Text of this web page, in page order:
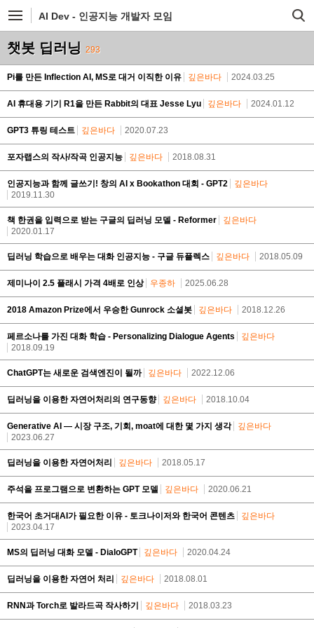
AI Dev - 인공지능 개발자 모임
챗봇 딥러닝 293
Pi를 만든 Inflection AI, MS로 대거 이직한 이유 깊은바다 2024.03.25
AI 휴대용 기기 R1을 만든 Rabbit의 대표 Jesse Lyu 깊은바다 2024.01.12
GPT3 튜링 테스트 깊은바다 2020.07.23
포자랩스의 작사/작곡 인공지능 깊은바다 2018.08.31
인공지능과 함께 글쓰기! 창의 AI x Bookathon 대회 - GPT2
깊은바다
2019.11.30
책 한권을 입력으로 받는 구글의 딥러닝 모델 - Reformer
깊은바다
2020.01.17
딥러닝 학습으로 배우는 대화 인공지능 - 구글 듀플렉스 깊은바다 2018.05.09
제미나이 2.5 플래시 가격 4배로 인상 우종하 2025.06.28
2018 Amazon Prize에서 우승한 Gunrock 소셜봇 깊은바다 2018.12.26
페르소나를 가진 대화 학습 - Personalizing Dialogue Agents
깊은바다
2018.09.19
ChatGPT는 새로운 검색엔진이 될까 깊은바다 2022.12.06
딥러닝을 이용한 자연어처리의 연구동향 깊은바다 2018.10.04
Generative AI — 시장 구조, 기회, moat에 대한 몇 가지 생각
깊은바다
2023.06.27
딥러닝을 이용한 자연어처리 깊은바다 2018.05.17
주석을 프로그램으로 변환하는 GPT 모델 깊은바다 2020.06.21
한국어 초거대AI가 필요한 이유 - 토크나이저와 한국어 콘텐츠
깊은바다
2023.04.17
MS의 딥러닝 대화 모델 - DialoGPT 깊은바다 2020.04.24
딥러닝을 이용한 자연어 처리 깊은바다 2018.08.01
RNN과 Torch로 발라드곡 작사하기 깊은바다 2018.03.23